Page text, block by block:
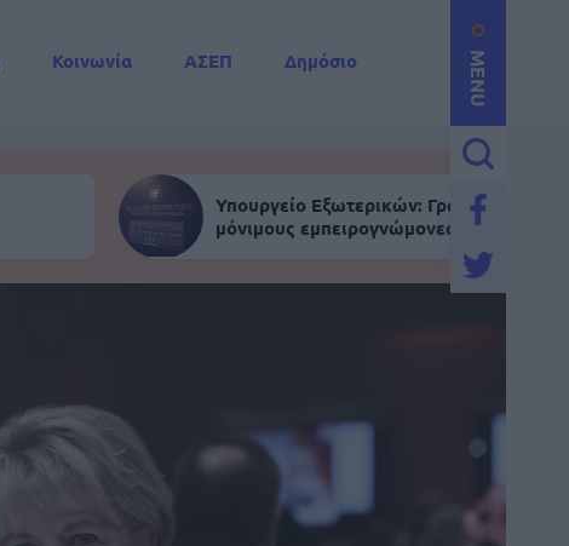
MENU
Κοινωνία ΑΣΕΠ
Δημόσιο
Υπουργείο Εξωτερικών: Γραπτός για
μόνιμους εμπειρογνώμονες